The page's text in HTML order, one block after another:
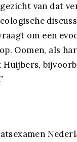
van dat
om een
Oomen, als